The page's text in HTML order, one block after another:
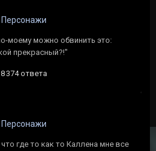
Персонажи
моему можно обвинить это:
прекрасный?!"
374 ответа
Персонажи
где то как то Каллена мне все